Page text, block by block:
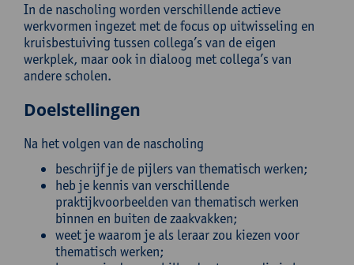
In de nascholing worden verschillende actieve
werkvormen ingezet met de focus op uitwisseling en
kruisbestuiving tussen collega’s van de eigen
werkplek, maar ook in dialoog met collega’s van
andere scholen.
Doelstellingen
Na het volgen van de nascholing
beschrijf je de pijlers van thematisch werken;
heb je kennis van verschillende
praktijkvoorbeelden van thematisch werken
binnen en buiten de zaakvakken;
weet je waarom je als leraar zou kiezen voor
thematisch werken;